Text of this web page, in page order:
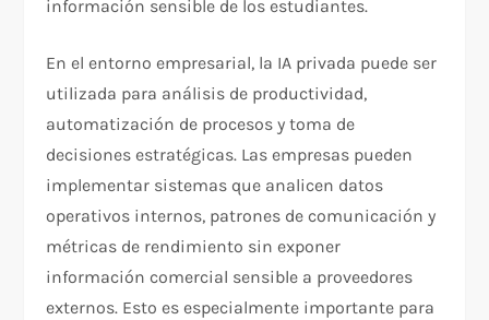
información sensible de los estudiantes.
En el entorno empresarial, la IA privada puede ser
utilizada para análisis de productividad,
automatización de procesos y toma de
decisiones estratégicas. Las empresas pueden
implementar sistemas que analicen datos
operativos internos, patrones de comunicación y
métricas de rendimiento sin exponer
información comercial sensible a proveedores
externos. Esto es especialmente importante para